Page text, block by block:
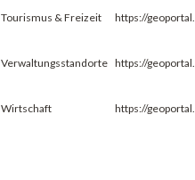
Tourismus & Freizeit https://
Verwaltungsstandorte https://
Wirtschaft https://